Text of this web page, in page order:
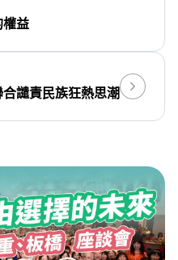
權益
譴責民族狂熱思潮